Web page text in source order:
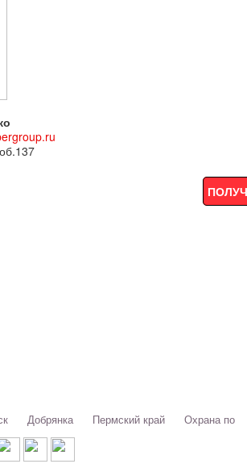
Добрянка Пермский край Охрана по